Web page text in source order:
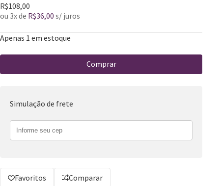
R$108,00
ou 3x de R$36,00 s/ juros
Apenas 1 em estoque
Comprar
Simulação de frete
Favoritos
Comparar